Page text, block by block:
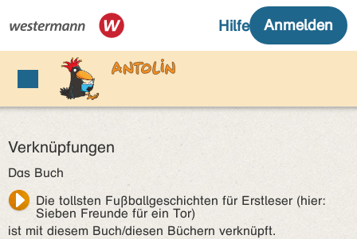
Verknüpfungen
Das Buch
Die tollsten Fußballgeschichten für Erstleser (hier:
Sieben Freunde für ein Tor)
ist mit diesem Buch/diesen Büchern verknüpft.